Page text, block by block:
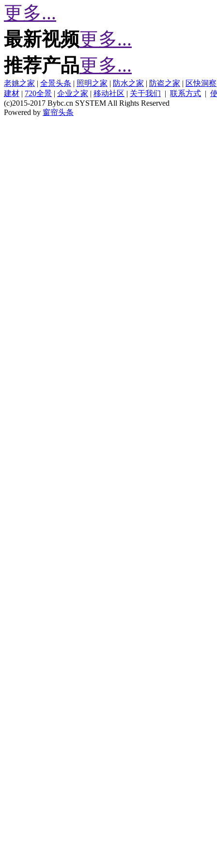
更多...
最新视频更多...
推荐产品更多...
老姚之家 | 全景头条 | 照明之家 | 防水之家 | 防盗之家 | 区快洞察
建材 | 720全景 | 企业之家 | 移动社区 | 关于我们 | 联系方式 |
(c)2015-2017 Bybc.cn SYSTEM All Rights Reserved
Powered by 窗帘头条